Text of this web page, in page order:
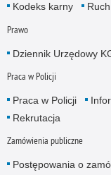
Kodeks karny
Prawo
Dziennik Urzędowy
Praca w Policji
Praca w Policji
Rekrutacja
Zamówienia publiczne
Postępowania o